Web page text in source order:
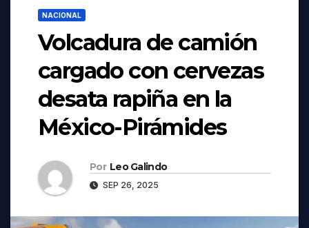
NACIONAL
Volcadura de camión
cargado con cervezas
desata rapiña en la
México-Pirámides
Por Leo Galindo
SEP 26, 2025